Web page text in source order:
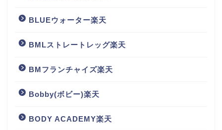
BLUEウォーター楽天
BMLストレートレッグ楽天
BMフランチャイズ楽天
Bobby(ボビー)楽天
BODY ACADEMY楽天